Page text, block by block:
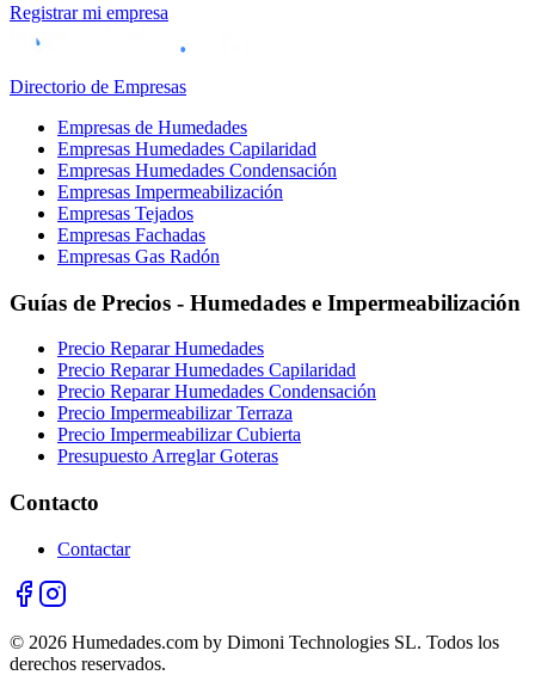
Registrar mi empresa
Directorio de Empresas
Empresas de Humedades
Empresas Humedades Capilaridad
Empresas Humedades Condensación
Empresas Impermeabilización
Empresas Tejados
Empresas Fachadas
Empresas Gas Radón
Guías de Precios - Humedades e Impermeabilización
Precio Reparar Humedades
Precio Reparar Humedades Capilaridad
Precio Reparar Humedades Condensación
Precio Impermeabilizar Terraza
Precio Impermeabilizar Cubierta
Presupuesto Arreglar Goteras
Contacto
Contactar
© 2026 Humedades.com by Dimoni Technologies SL. Todos los
derechos reservados.